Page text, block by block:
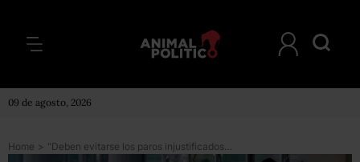
09 de agosto, 2026
Home > “Deben evitarse los paros injustificados”: AMLO ve mano negra en la UNAM